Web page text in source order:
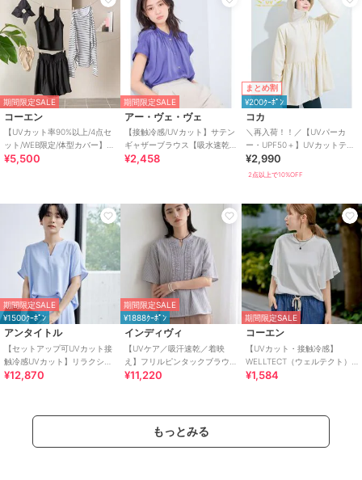
期間限定SALE
コーエン
【UVカット率90%以上/4点セ
ット/WEB限定/体型カバー】シ
ュシュ付きアソートスイムウ
¥5,500
期間限定SALE
アー・ヴェ・ヴェ
【接触冷感/UVカット】サテン
ギャザーブラウス【吸水速乾/
イージーケア】
¥2,458
まとめ割
¥200ｸｰﾎﾟﾝ
コカ
＼再入荷！！／【UVパーカ
ー・UPF50＋】UVカットティ
アードパーカー 全4色
¥2,990
2点以上で10%OFF
期間限定SALE
¥1500ｸｰﾎﾟﾝ
アンタイトル
【セットアップ可UVカット接
触冷感UVカット】リラクシー
キーVネックブラウス
¥12,870
期間限定SALE
¥1888ｸｰﾎﾟﾝ
インディヴィ
【UVケア／吸汗速乾／着映
え】フリルピンタックブラウ
ス
¥11,220
期間限定SALE
コーエン
【UVカット・接触冷感】
WELLTECT（ウェルテクト）
USAコットン フレアスリーブ
¥1,584
もっとみる